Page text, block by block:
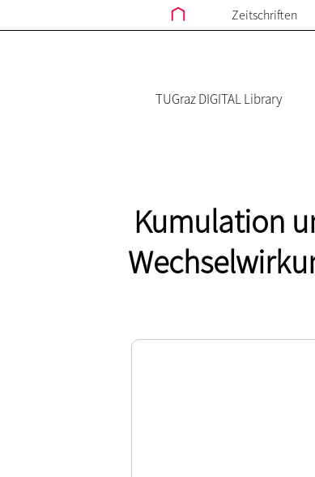
Zeitschriften
TUGraz DIGITAL Library
Kumulation